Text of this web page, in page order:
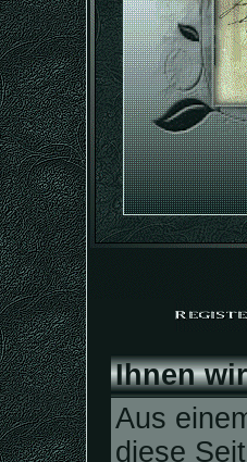
Ihnen
Aus
diese